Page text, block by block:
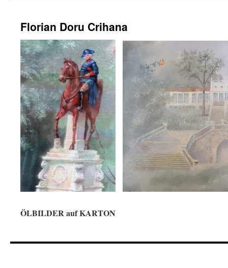
Inhalt
Florian Doru Crihana
ÖLBILDER auf KARTON